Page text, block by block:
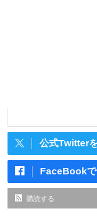
公式Twitter
FaceBook
購読する